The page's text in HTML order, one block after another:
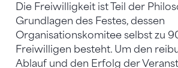
Die Freiwilligkeit ist Teil der
Grundlagen des Festes, dessen
Organisationskomitee selbst zu
Freiwilligen besteht. Um den
Ablauf und den Erfolg der